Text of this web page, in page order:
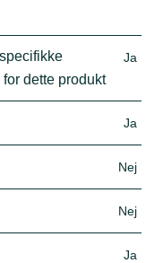
dette produkt
Ja
Ja
Nej
Nej
Ja